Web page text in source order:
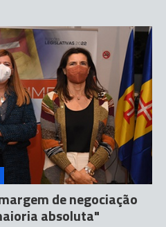
de negociação
absoluta"